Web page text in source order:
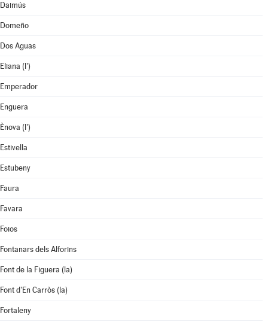
Daimús
Domeño
Dos Aguas
Eliana (l')
Emperador
Enguera
Ènova (l')
Estivella
Estubeny
Faura
Favara
Foios
Fontanars dels Alforins
Font de la Figuera (la)
Font d'En Carròs (la)
Fortaleny